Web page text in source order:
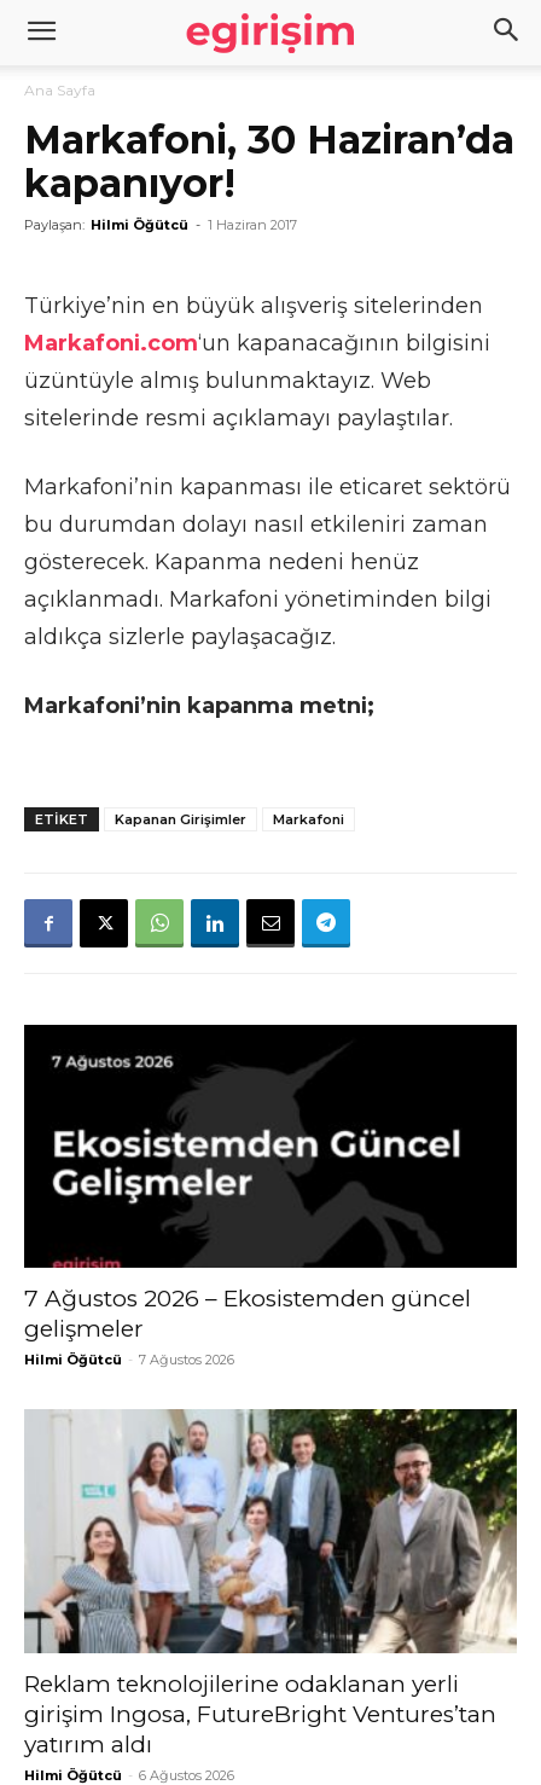
Ana Sayfa
Markafoni, 30 Haziran’da
kapanıyor!
Paylaşan: Hilmi Öğütcü - 1 Haziran 2017
Türkiye’nin en büyük alışveriş sitelerinden
Markafoni.com‘un kapanacağının bilgisini
üzüntüyle almış bulunmaktayız. Web
sitelerinde resmi açıklamayı paylaştılar.
Markafoni’nin kapanması ile eticaret sektörü
bu durumdan dolayı nasıl etkileniri zaman
gösterecek. Kapanma nedeni henüz
açıklanmadı. Markafoni yönetiminden bilgi
aldıkça sizlerle paylaşacağız.
Markafoni’nin kapanma metni;
ETIKET Kapanan Girişimler Markafoni
7 Ağustos 2026 – Ekosistemden güncel
gelişmeler
Hilmi Öğütcü - 7 Ağustos 2026
Reklam teknolojilerine odaklanan yerli
girişim Ingosa, FutureBright Ventures’tan
yatırım aldı
Hilmi Öğütcü - 6 Ağustos 2026